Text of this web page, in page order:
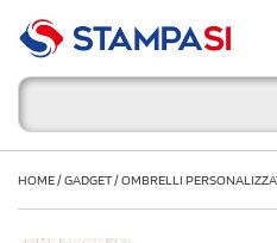
HOME/GADGET/OMBRELLI